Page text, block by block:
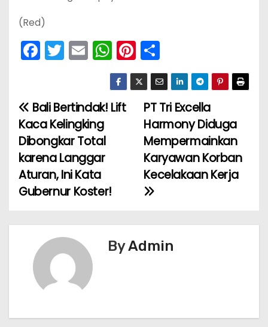
(Red)
F
a
e
b
o
o
k
T
w
er
E
m
l
W
h
a
ts
Pi
nt
er
e
st
h
ar
e
N
a
v
i
p
PT Tri Excella
Harmony Diduga
Mempermainkan
Karyawan Korban
Kecelakaan Kerja
Bali Bertindak! Lift
Kaca Kelingking
Dibongkar Total
karena Langgar
Aturan, Ini Kata
Gubernur Koster!
ByAdmin